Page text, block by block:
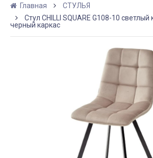
Главная
СТУЛЬЯ
Стул CHILLI SQUARE G108-10
черный каркас